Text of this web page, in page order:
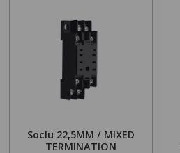
Soclu 22,5MM / MIXED
TERMINATION